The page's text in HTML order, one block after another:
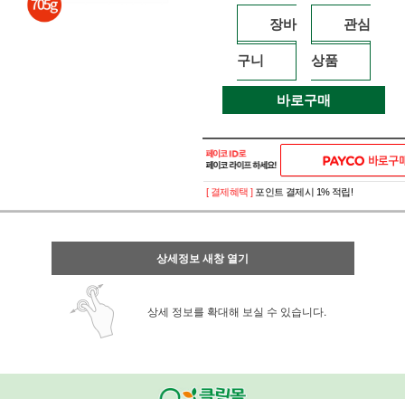
장바
구니
관심
상품
바로구매
[ 결제혜택 ] 포인트 결제시 1% 적립!
상세정보 새창 열기
상세 정보를 확대해 보실 수 있습니다.